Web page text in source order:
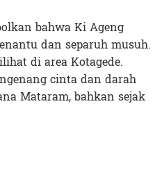
bahwa Ki Ageng
dan separuh musuh.
di area Kotagede.
cinta dan darah
Mataram, bahkan sejak